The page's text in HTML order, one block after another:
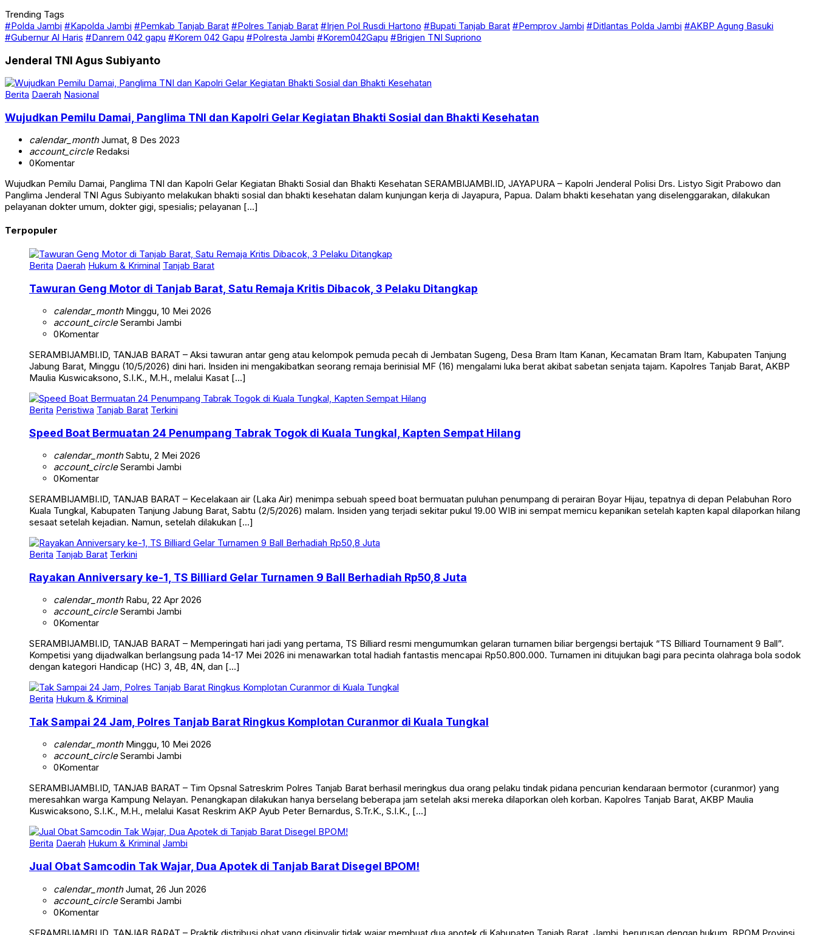
Trending Tags
#Polda Jambi #Kapolda Jambi #Pemkab Tanjab Barat #Polres Tanjab Barat #Irjen Pol Rusdi Hartono #Bupati Tanjab Barat #Pemprov Jambi #Ditlantas Polda Jambi #AKBP Agung Basuki
#Gubernur Al Haris #Danrem 042 gapu #Korem 042 Gapu #Polresta Jambi #Korem042Gapu #Brigjen TNI Supriono
Jenderal TNI Agus Subiyanto
Berita Daerah Nasional
Wujudkan Pemilu Damai, Panglima TNI dan Kapolri Gelar Kegiatan Bhakti Sosial dan Bhakti Kesehatan
calendar_monthJumat, 8 Des 2023
account_circleRedaksi
0Komentar
Wujudkan Pemilu Damai, Panglima TNI dan Kapolri Gelar Kegiatan Bhakti Sosial dan Bhakti Kesehatan SERAMBIJAMBI.ID, JAYAPURA – Kapolri Jenderal Polisi Drs. Listyo Sigit Prabowo dan
Panglima Jenderal TNI Agus Subiyanto melakukan bhakti sosial dan bhakti kesehatan dalam kunjungan kerja di Jayapura, Papua. Dalam bhakti kesehatan yang diselenggarakan, dilakukan
pelayanan dokter umum, dokter gigi, spesialis; pelayanan […]
Terpopuler
Berita Daerah Hukum & Kriminal Tanjab Barat
Tawuran Geng Motor di Tanjab Barat, Satu Remaja Kritis Dibacok, 3 Pelaku Ditangkap
calendar_monthMinggu, 10 Mei 2026
account_circleSerambi Jambi
0Komentar
SERAMBIJAMBI.ID, TANJAB BARAT – Aksi tawuran antar geng atau kelompok pemuda pecah di Jembatan Sugeng, Desa Bram Itam Kanan, Kecamatan Bram Itam, Kabupaten Tanjung
Jabung Barat, Minggu (10/5/2026) dini hari. Insiden ini mengakibatkan seorang remaja berinisial MF (16) mengalami luka berat akibat sabetan senjata tajam. Kapolres Tanjab Barat, AKBP
Maulia Kuswicaksono, S.I.K., M.H., melalui Kasat […]
Berita Peristiwa Tanjab Barat Terkini
Speed Boat Bermuatan 24 Penumpang Tabrak Togok di Kuala Tungkal, Kapten Sempat Hilang
calendar_monthSabtu, 2 Mei 2026
account_circleSerambi Jambi
0Komentar
SERAMBIJAMBI.ID, TANJAB BARAT – Kecelakaan air (Laka Air) menimpa sebuah speed boat bermuatan puluhan penumpang di perairan Boyar Hijau, tepatnya di depan Pelabuhan Roro
Kuala Tungkal, Kabupaten Tanjung Jabung Barat, Sabtu (2/5/2026) malam. Insiden yang terjadi sekitar pukul 19.00 WIB ini sempat memicu kepanikan setelah kapten kapal dilaporkan hilang
sesaat setelah kejadian. Namun, setelah dilakukan […]
Berita Tanjab Barat Terkini
Rayakan Anniversary ke-1, TS Billiard Gelar Turnamen 9 Ball Berhadiah Rp50,8 Juta
calendar_monthRabu, 22 Apr 2026
account_circleSerambi Jambi
0Komentar
SERAMBIJAMBI.ID, TANJAB BARAT – Memperingati hari jadi yang pertama, TS Billiard resmi mengumumkan gelaran turnamen biliar bergengsi bertajuk “TS Billiard Tournament 9 Ball”.
Kompetisi yang dijadwalkan berlangsung pada 14-17 Mei 2026 ini menawarkan total hadiah fantastis mencapai Rp50.800.000. Turnamen ini ditujukan bagi para pecinta olahraga bola sodok
dengan kategori Handicap (HC) 3, 4B, 4N, dan […]
Berita Hukum & Kriminal
Tak Sampai 24 Jam, Polres Tanjab Barat Ringkus Komplotan Curanmor di Kuala Tungkal
calendar_monthMinggu, 10 Mei 2026
account_circleSerambi Jambi
0Komentar
SERAMBIJAMBI.ID, TANJAB BARAT – Tim Opsnal Satreskrim Polres Tanjab Barat berhasil meringkus dua orang pelaku tindak pidana pencurian kendaraan bermotor (curanmor) yang
meresahkan warga Kampung Nelayan. Penangkapan dilakukan hanya berselang beberapa jam setelah aksi mereka dilaporkan oleh korban. Kapolres Tanjab Barat, AKBP Maulia
Kuswicaksono, S.I.K., M.H., melalui Kasat Reskrim AKP Ayub Peter Bernardus, S.Tr.K., S.I.K., […]
Berita Daerah Hukum & Kriminal Jambi
Jual Obat Samcodin Tak Wajar, Dua Apotek di Tanjab Barat Disegel BPOM!
calendar_monthJumat, 26 Jun 2026
account_circleSerambi Jambi
0Komentar
SERAMBIJAMBI.ID, TANJAB BARAT – Praktik distribusi obat yang disinyalir tidak wajar membuat dua apotek di Kabupaten Tanjab Barat, Jambi, berurusan dengan hukum. BPOM Provinsi